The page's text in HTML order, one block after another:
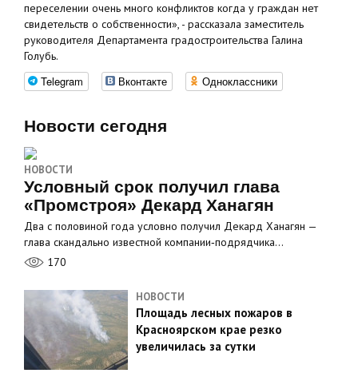
переселении очень много конфликтов когда у граждан нет
свидетельств о собственности», - рассказала заместитель
руководителя Департамента градостроительства Галина
Голубь.
Telegram Вконтакте Одноклассники
Новости сегодня
НОВОСТИ
Условный срок получил глава
«Промстроя» Декард Ханагян
Два с половиной года условно получил Декард Ханагян —
глава скандально известной компании‑подрядчика…
170
НОВОСТИ
Площадь лесных пожаров в
Красноярском крае резко
увеличилась за сутки